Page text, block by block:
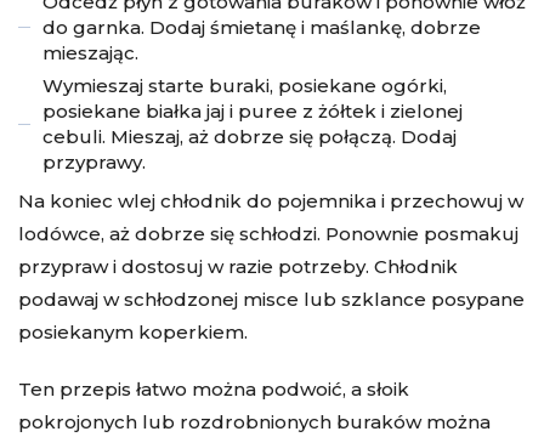
do garnka. Dodaj śmietanę i maślankę, dobrze
mieszając.
Wymieszaj starte buraki, posiekane ogórki,
posiekane białka jaj i puree z żółtek i zielonej
cebuli. Mieszaj, aż dobrze się połączą. Dodaj
przyprawy.
Na koniec wlej chłodnik do pojemnika i przechowuj w
lodówce, aż dobrze się schłodzi. Ponownie posmakuj
przypraw i dostosuj w razie potrzeby. Chłodnik
podawaj w schłodzonej misce lub szklance posypane
posiekanym koperkiem.
Ten przepis łatwo można podwoić, a słoik
pokrojonych lub rozdrobnionych buraków można